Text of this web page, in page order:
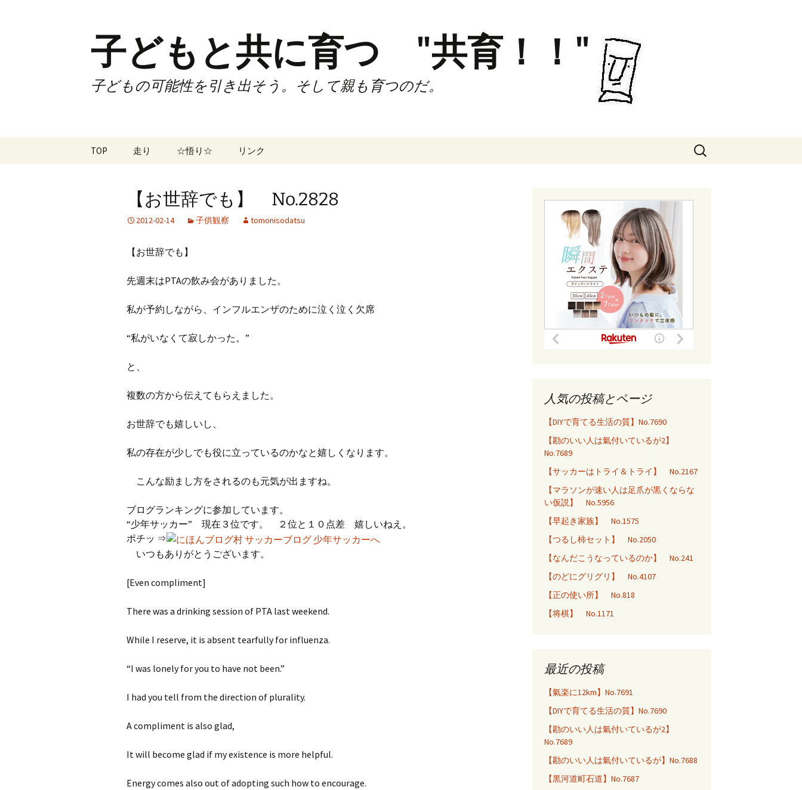
子どもと共に育つ "共育！！"
子どもの可能性を引き出そう。そして親も育つのだ。
TOP 走り
試合
☆悟り☆ リンク
ブ
旧ブログ(楽天日誌)
検
索:
【お世辞でも】 No.2828
2012-02-14 子供観察 tomonisodatsu
【お世辞でも】
先週末はPTAの飲み会がありました。
私が予約しながら、インフルエンザのために泣く泣く欠席
“私がいなくて寂しかった。”
と、
複数の方から伝えてもらえました。
お世辞でも嬉しいし、
私の存在が少しでも役に立っているのかなと嬉しくなります。
こんな励まし方をされるのも元気が出ますね。
ブログランキングに参加しています。
“少年サッカー” 現在３位です。 ２位と１０点差 嬉しいねえ。
ポチッ ⇒
いつもありがとうございます。
[Even compliment]
There was a drinking session of PTA last weekend.
While I reserve, it is absent tearfully for influenza.
“I was lonely for you to have not been.”
I had you tell from the direction of plurality.
A compliment is also glad,
It will become glad if my existence is more helpful.
Energy comes also out of adopting such how to encourage.
人気の投稿とページ
【DIYで育てる生活の質】No.7690
【勘のいい人は氣付いているが2】
No.7689
【サッカーはトライ＆トライ】 No.2167
【マラソンが速い人は足爪が黒くならな
い仮説】 No.5956
【早起き家族】 No.1575
【つるし柿セット】 No.2050
【なんだこうなっているのか】 No.241
【のどにグリグリ】 No.4107
【正の使い所】 No.818
【将棋】 No.1171
最近の投稿
【氣楽に12km】No.7691
【DIYで育てる生活の質】No.7690
【勘のいい人は氣付いているが2】
No.7689
【勘のいい人は氣付いているが】No.7688
【黒河道町石道】No.7687